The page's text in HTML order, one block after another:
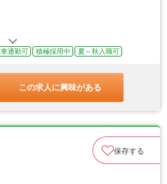
車通勤可 積極採用中 夏～秋入職可
この求人に興味がある
保存する